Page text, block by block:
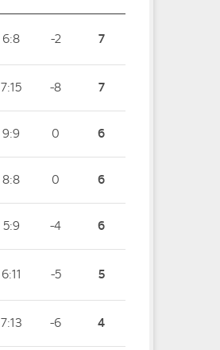
6:8 -2 7
7:15 -8 7
9:9 0 6
8:8 0 6
5:9 -4 6
6:11 -5 5
7:13 -6 4